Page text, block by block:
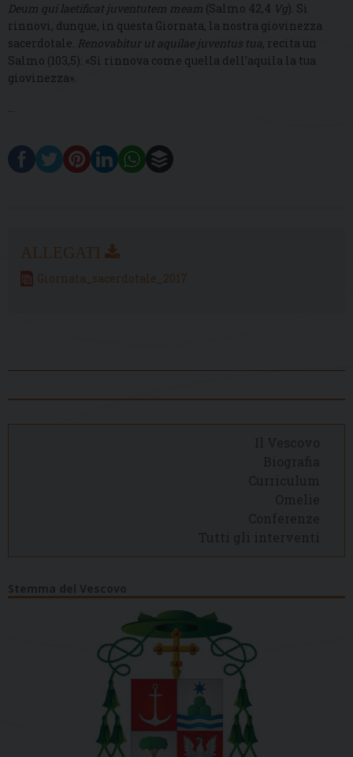
Deum qui laetificat juventutem meam (Salmo 42,4 Vg). Si
rinnovi, dunque, in questa Giornata, la nostra giovinezza
sacerdotale. Renovabitur ut aquilae juventus tua, recita un
Salmo (103,5): «Si rinnova come quella dell’aquila la tua
giovinezza».
…
Giornata_sacerdotale_2017